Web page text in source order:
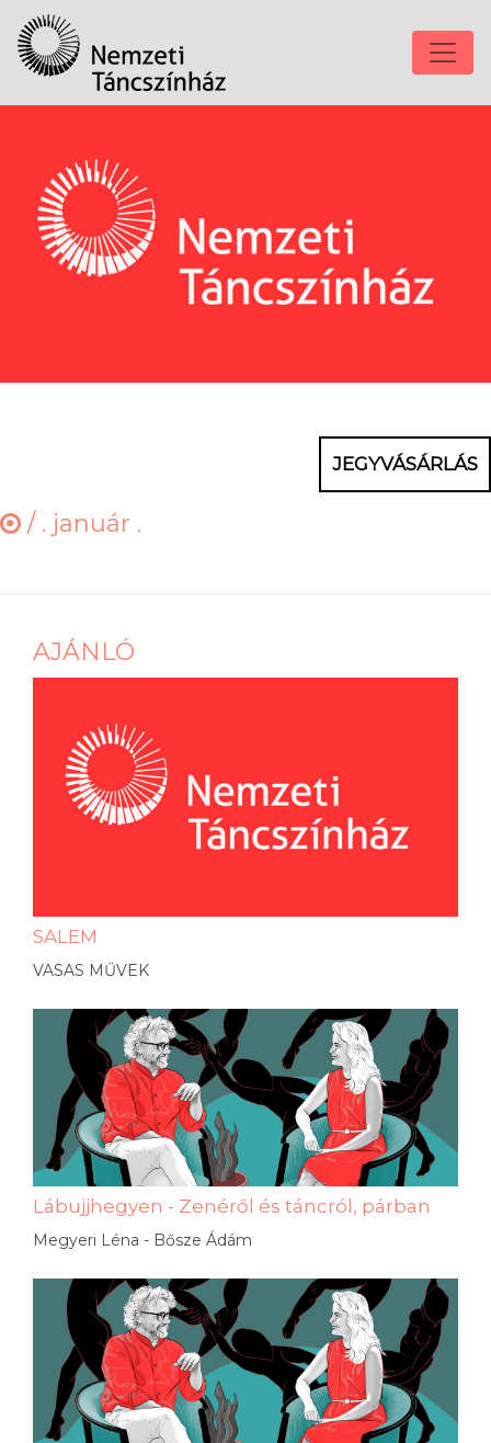
JEGYVÁSÁRLÁS
/ . január .
AJÁNLÓ
SALEM
VASAS MŰVEK
Lábujjhegyen - Zenéről és táncról, párban
Megyeri Léna - Bősze Ádám